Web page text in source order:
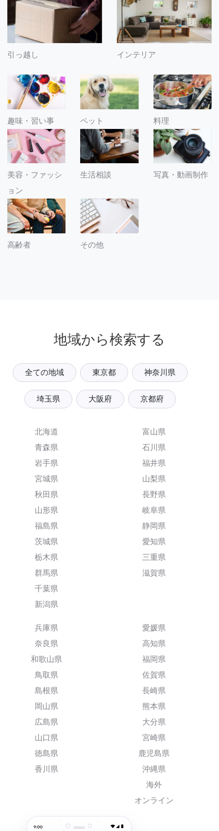
引っ越し インテリア
趣味・習い事 ペット 料理
美容・ファッシ
ョン
生活相談 写真・動画制作
高齢者 その他
地域から検索する
全ての地域 東京都 神奈川県
埼玉県 大阪府 京都府
北海道
青森県
岩手県
宮城県
秋田県
山形県
福島県
茨城県
栃木県
群馬県
千葉県
新潟県
富山県
石川県
福井県
山梨県
長野県
岐阜県
静岡県
愛知県
三重県
滋賀県
兵庫県
奈良県
和歌山県
鳥取県
島根県
岡山県
広島県
山口県
徳島県
香川県
愛媛県
高知県
福岡県
佐賀県
長崎県
熊本県
大分県
宮崎県
鹿児島県
沖縄県
海外
オンライン